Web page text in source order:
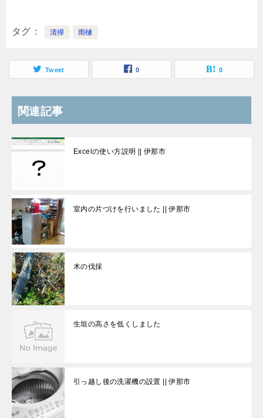
タグ 清掃 雨樋
Tweet 0 0
関連記事
Excelの使い方説明 || 伊那市
室内の片づけを行いました || 伊那市
木の伐採
生垣の高さを低くしました
引っ越し後の洗濯機の設置 || 伊那市